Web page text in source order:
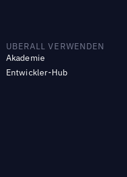
UBERALL VERWENDEN
Akademie
Entwickler-Hub